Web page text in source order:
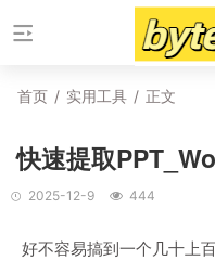
首页 / 实用工具 / 正文
快速提取
2025-12-9 444
好不容易搞到一个几十上